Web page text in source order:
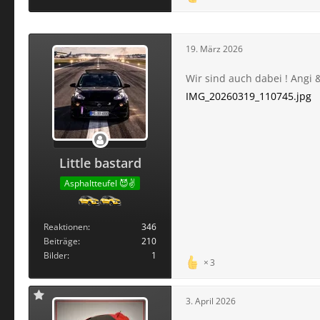
Little bastard
Asphaltteufel 😈✌️
Reaktionen
346
Beiträge
210
Bilder
1
19. März 2026
Wir sind auch dabei ! Angi
IMG_20260319_110745.jpg
3
3. April 2026